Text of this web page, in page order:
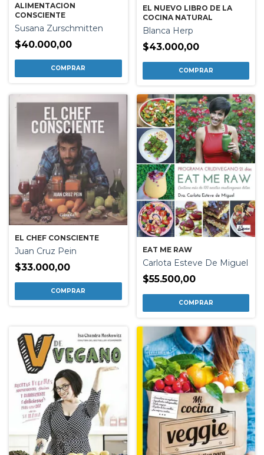
ALIMENTACION
CONSCIENTE
Susana Zurschmitten
$40.000,00
EL NUEVO LIBRO DE LA
COCINA NATURAL
Blanca Herp
$43.000,00
EL CHEF CONSCIENTE
Juan Cruz Pein
$33.000,00
EAT ME RAW
Carlota Esteve De Miguel
$55.500,00